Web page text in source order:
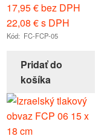
17,95€bez DPH
22,08 €s DPH
Kód: FC-FCP-05
Pridať do
košíka